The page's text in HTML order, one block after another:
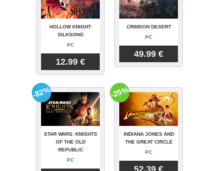
HOLLOW KNIGHT:
SILKSONG
PC
12.99 €
CRIMSON DESERT
PC
49.99 €
STAR WARS: KNIGHTS
OF THE OLD
REPUBLIC
PC
-82%
INDIANA JONES AND
THE GREAT CIRCLE
PC
52.39 €
-25%